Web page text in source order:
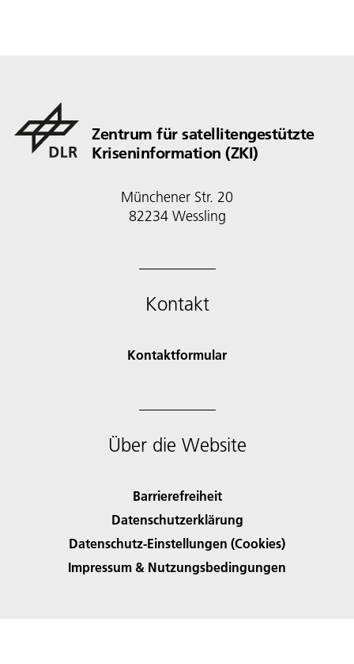
Zentrum für satellitengestützte
Kriseninformation (ZKI)
Münchener Str. 20
82234 Wessling
Kontakt
Kontaktformular
Über die Website
Barrierefreiheit
Datenschutzerklärung
Datenschutz-Einstellungen (Cookies)
Impressum & Nutzungsbedingungen